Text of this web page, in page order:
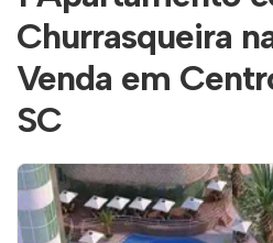
Churrasqueira
Venda em
SC